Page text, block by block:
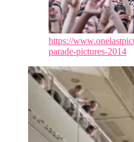
https://
parade-pictures-2014